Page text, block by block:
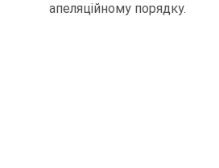
апеляційному порядку.